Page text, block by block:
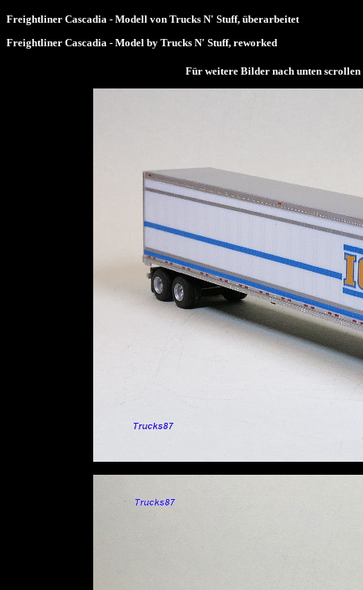
Freightliner Cascadia - Modell von Trucks N' Stuff, überarbeitet
Freightliner Cascadia - Model by Trucks N' Stuff, reworked
Für weitere Bilder nach unten